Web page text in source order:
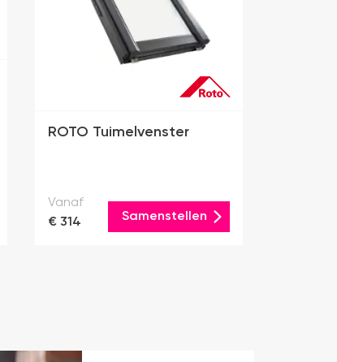
ROTO Tuimelvenster
Vanaf
€ 314
Samenstellen